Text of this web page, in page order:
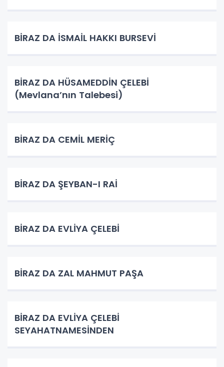
BİRAZ DA İSMAİL HAKKI BURSEVİ
BİRAZ DA HÜSAMEDDİN ÇELEBİ
(Mevlana’nın Talebesi)
BİRAZ DA CEMİL MERİÇ
BİRAZ DA ŞEYBAN-I RAİ
BİRAZ DA EVLİYA ÇELEBİ
BİRAZ DA ZAL MAHMUT PAŞA
BİRAZ DA EVLİYA ÇELEBİ
SEYAHATNAMESİNDEN